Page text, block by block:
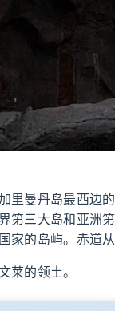
里曼丹岛最西边
第三大岛和亚洲
家的岛屿。赤道
莱的领土。